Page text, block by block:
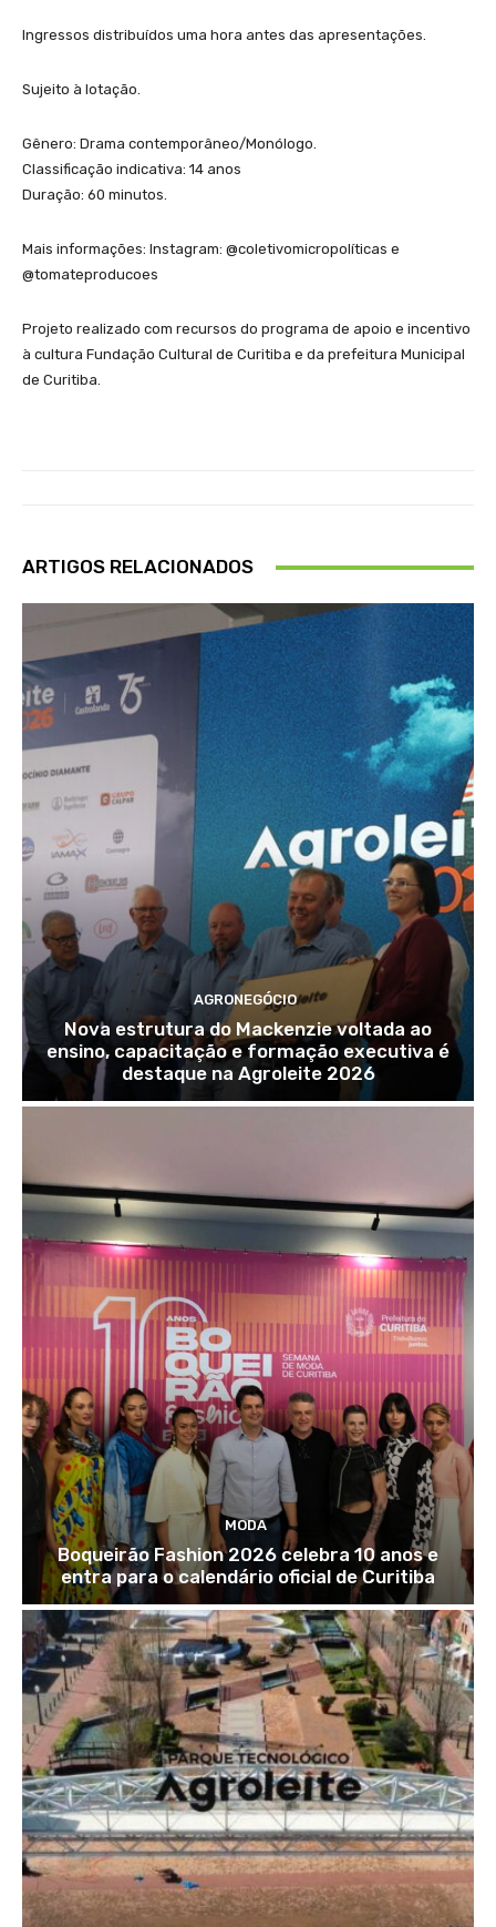
Ingressos distribuídos uma hora antes das apresentações.
Sujeito à lotação.
Gênero: Drama contemporâneo/Monólogo.
Classificação indicativa: 14 anos
Duração: 60 minutos.
Mais informações: Instagram: @coletivomicropolíticas e
@tomateproducoes
Projeto realizado com recursos do programa de apoio e incentivo
à cultura Fundação Cultural de Curitiba e da prefeitura Municipal
de Curitiba.
ARTIGOS RELACIONADOS
AGRONEGÓCIO
Nova estrutura do Mackenzie voltada ao
ensino, capacitação e formação executiva é
destaque na Agroleite 2026
MODA
Boqueirão Fashion 2026 celebra 10 anos e
entra para o calendário oficial de Curitiba